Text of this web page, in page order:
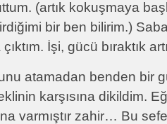
(artık kokuşmaya
bir ben bilirim.)
İşi, gücü bıraktık
atamadan benden bir
karşısına dikildim.
varmıştır zahir… Bu